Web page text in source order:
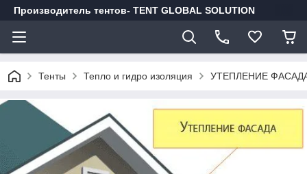
Производитель тентов- TENT GLOBAL SOLUTION
Тенты Тепло и гидро изоляция УТЕПЛЕНИЕ